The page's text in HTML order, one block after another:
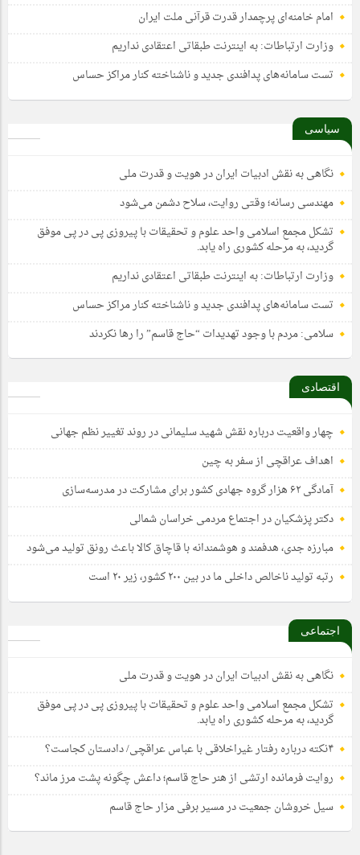
امام خامنه‌ای پرچمدار قدرت قرآنی ملت ایران
وزارت ارتباطات: به اینترنت طبقاتی اعتقادی نداریم
تست سامانه‌های پدافندی جدید و ناشناخته کنار مراکز حساس
سیاسی
نگاهی به نقش ادبیات ایران در هویت و قدرت ملی
مهندسی رسانه؛ وقتی روایت، سلاح دشمن می‌شود
تشکل مجمع اسلامی واحد علوم و تحقیقات با پیروزی پی در پی موفق
گردید، به مرحله کشوری راه یابد.
وزارت ارتباطات: به اینترنت طبقاتی اعتقادی نداریم
تست سامانه‌های پدافندی جدید و ناشناخته کنار مراکز حساس
سلامی: مردم با وجود تهدیدات “حاج قاسم” را رها نکردند
اقتصادی
چهار واقعیت درباره نقش شهید سلیمانی در روند تغییر نظم جهانی
اهداف عراقچی از سفر به چین
آمادگی ۶۲ هزار گروه جهادی کشور برای مشارکت در مدرسه‌سازی
دکتر پزشکیان در اجتماع مردمی خراسان شمالی
مبارزه جدی، هدفمند و هوشمندانه با قاچاق کالا باعث رونق تولید می‌شود
رتبه تولید ناخالص داخلی ما در بین ۲۰۰ کشور، زیر ۲۰ است
اجتماعی
نگاهی به نقش ادبیات ایران در هویت و قدرت ملی
تشکل مجمع اسلامی واحد علوم و تحقیقات با پیروزی پی در پی موفق
گردید، به مرحله کشوری راه یابد.
۴نکته درباره رفتار غیراخلاقی با عباس عراقچی/ دادستان کجاست؟
روایت فرمانده ارتشی از هنر حاج قاسم؛ داعش چگونه پشت مرز ماند؟
سیل خروشان جمعیت در مسیر برفی مزار حاج قاسم